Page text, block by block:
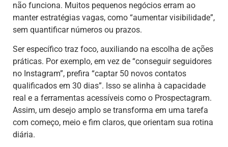
não funciona. Muitos pequenos negócios erram ao
manter estratégias vagas, como “aumentar visibilidade”,
sem quantificar números ou prazos.
Ser específico traz foco, auxiliando na escolha de ações
práticas. Por exemplo, em vez de “conseguir seguidores
no Instagram”, prefira “captar 50 novos contatos
qualificados em 30 dias”. Isso se alinha à capacidade
real e a ferramentas acessíveis como o Prospectagram.
Assim, um desejo amplo se transforma em uma tarefa
com começo, meio e fim claros, que orientam sua rotina
diária.